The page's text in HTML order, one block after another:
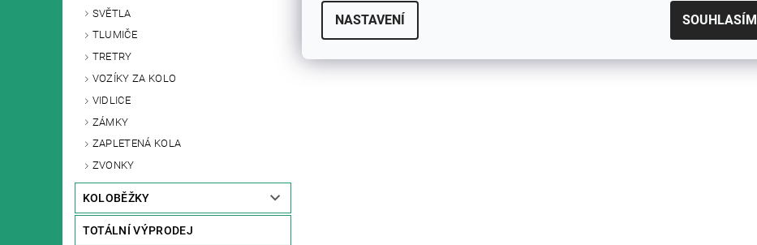
SVĚTLA
TLUMIČE
TRETRY
VOZÍKY ZA KOLO
VIDLICE
ZÁMKY
ZAPLETENÁ KOLA
ZVONKY
KOLOBĚŽKY
TOTÁLNÍ VÝPRODEJ
NASTAVENÍ SOUHLASÍM